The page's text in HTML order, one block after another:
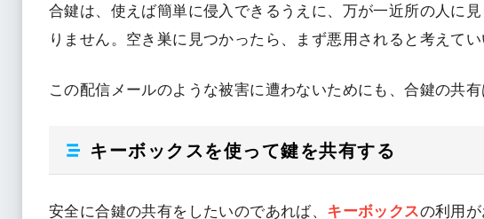
合鍵は、使えば簡単に侵入できるうえに、万が一近所の人に
りません。空き巣に見つかったら、まず悪用されると考えてい
この配信メールのような被害に遭わないためにも、合鍵の共
キーボックスを使って鍵を共有する
安全に合鍵の共有をしたいのであれば、 キーボックスの利用が